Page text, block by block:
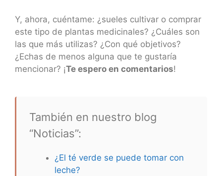
Y, ahora, cuéntame: ¿sueles cultivar o comprar
este tipo de plantas medicinales? ¿Cuáles son
las que más utilizas? ¿Con qué objetivos?
¿Echas de menos alguna que te gustaría
mencionar? ¡Te espero en comentarios!
También en nuestro blog
“Noticias”:
¿El té verde se puede tomar con
leche?